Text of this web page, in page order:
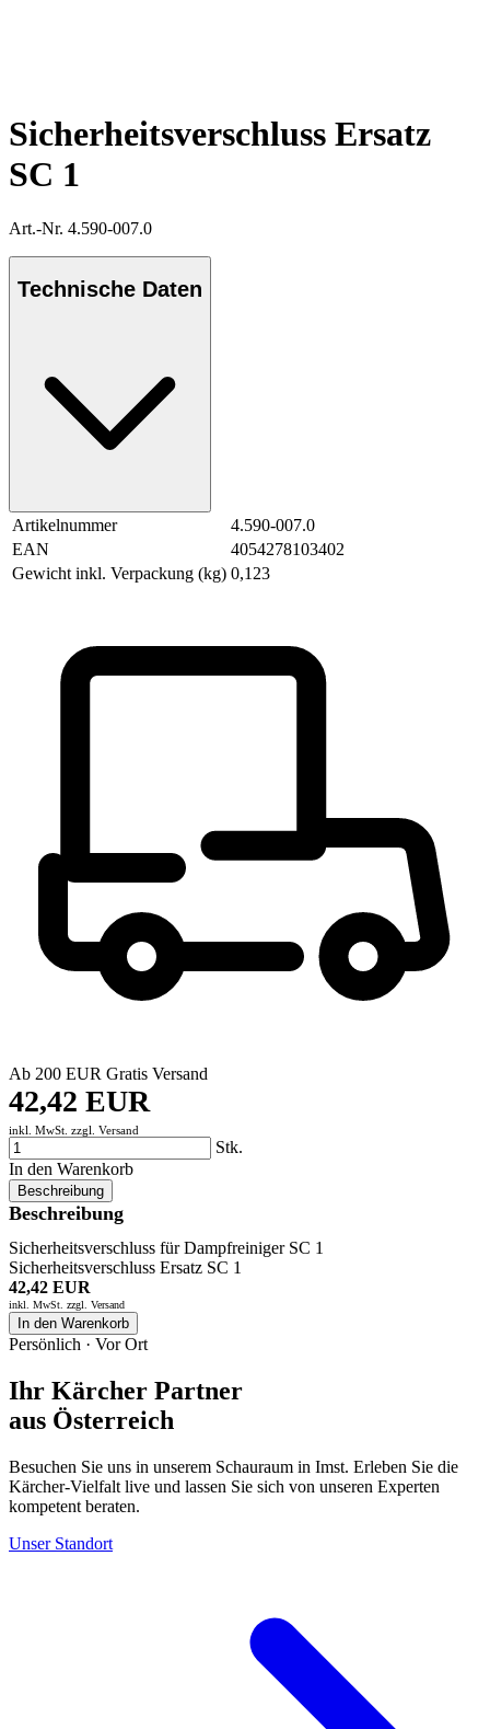
Sicherheitsverschluss Ersatz
SC 1
Art.-Nr. 4.590-007.0
Technische Daten
Artikelnummer
4.590-007.0
EAN
4054278103402
Gewicht inkl. Verpackung (kg) 0,123
Ab 200 EUR Gratis Versand
42,42 EUR
inkl. MwSt. zzgl. Versand
Stk.
In den Warenkorb
Beschreibung
Beschreibung
Sicherheitsverschluss für Dampfreiniger SC 1
Sicherheitsverschluss Ersatz SC 1
42,42 EUR
inkl. MwSt. zzgl. Versand
In den Warenkorb
Persönlich · Vor Ort
Ihr Kärcher Partner
aus Österreich
Besuchen Sie uns in unserem Schauraum in Imst. Erleben Sie die
Kärcher-Vielfalt live und lassen Sie sich von unseren Experten
kompetent beraten.
Unser Standort